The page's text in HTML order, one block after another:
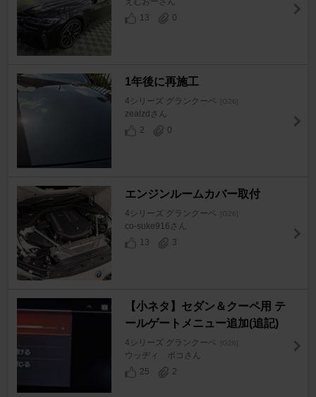
13
0
1年後に再施工
4シリーズ グランクーペ [G26]
zealzdさん
2
0
エンジンルームカバー取付
4シリーズ グランクーペ [G26]
co-suke916さん
13
3
【小ネタ】セダン＆クーペ用 テ
ールゲートメニュー追加(追記)
4シリーズ グランクーペ [G26]
ウッヂィ ポコさん
25
2